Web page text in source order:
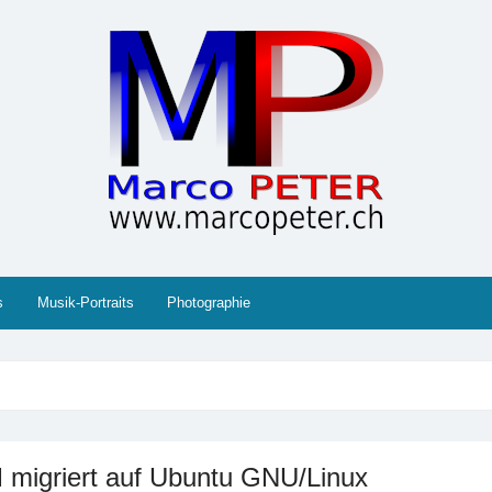
Musik-Portraits Photographie
auf Ubuntu GNU/Linux